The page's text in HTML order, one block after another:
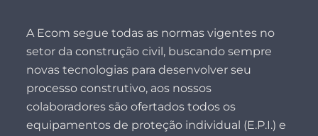
A Ecom segue todas as normas vigentes no
setor da construção civil, buscando sempre
novas tecnologias para desenvolver seu
processo construtivo, aos nossos
colaboradores são ofertados todos os
equipamentos de proteção individual (E.P.I.) e